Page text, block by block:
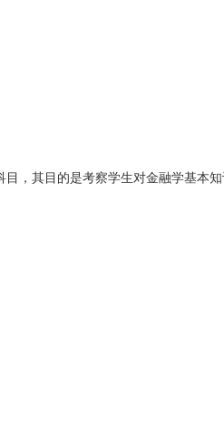
，其目的是考察学生对金融学基本知